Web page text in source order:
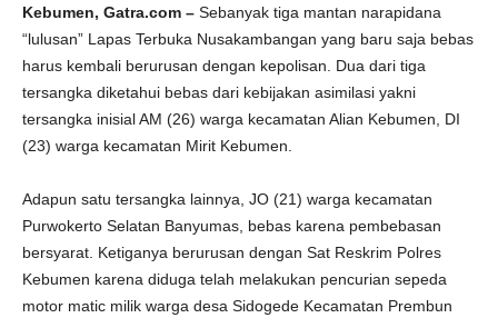
Kebumen, Gatra.com – Sebanyak tiga mantan narapidana
“lulusan” Lapas Terbuka Nusakambangan yang baru saja bebas
harus kembali berurusan dengan kepolisan. Dua dari tiga
tersangka diketahui bebas dari kebijakan asimilasi yakni
tersangka inisial AM (26) warga kecamatan Alian Kebumen, DI
(23) warga kecamatan Mirit Kebumen.
Adapun satu tersangka lainnya, JO (21) warga kecamatan
Purwokerto Selatan Banyumas, bebas karena pembebasan
bersyarat. Ketiganya berurusan dengan Sat Reskrim Polres
Kebumen karena diduga telah melakukan pencurian sepeda
motor matic milik warga desa Sidogede Kecamatan Prembun